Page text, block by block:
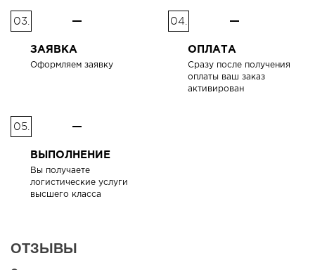
03.
ЗАЯВКА
Оформляем заявку
04.
ОПЛАТА
Сразу после получения
оплаты ваш заказ
активирован
05.
ВЫПОЛНЕНИЕ
Вы получаете
логистические услуги
высшего класса
ОТЗЫВЫ